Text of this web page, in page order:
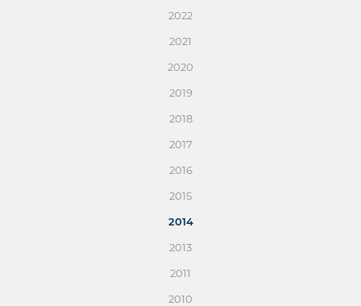
2022
2021
2020
2019
2018
2017
2016
2015
2014
2013
2011
2010